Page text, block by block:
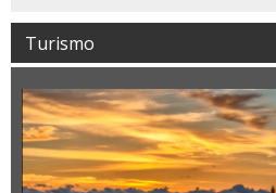
Turismo